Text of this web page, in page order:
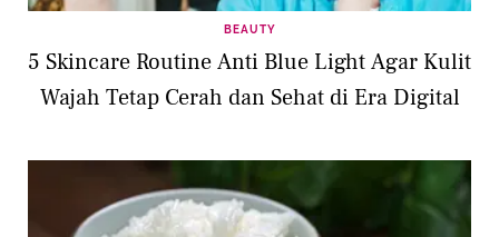
BEAUTY
5 Skincare Routine Anti Blue Light Agar Kulit
Wajah Tetap Cerah dan Sehat di Era Digital